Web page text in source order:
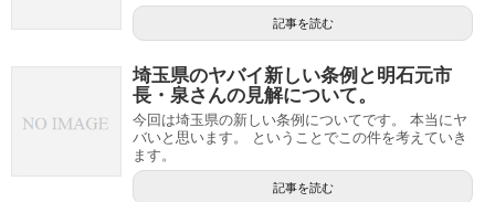
記事を読む
埼玉県のヤバイ新しい条例と明石元市
長・泉さんの見解について。
今回は埼玉県の新しい条例についてです。 本当にヤ
バいと思います。 ということでこの件を考えていき
ます。
記事を読む